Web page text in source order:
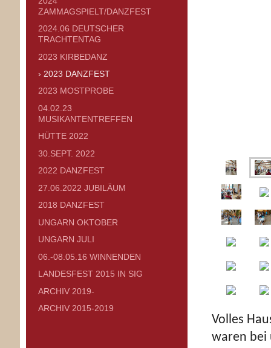
Volles
waren bei
ZAMMAGSPIELT/DANZFEST
2024.06 DEUTSCHER
TRACHTENTAG
2023 KIRBEDANZ
2023 DANZFEST
2023 MOSTPROBE
04.02.23
MUSIKANTENTREFFEN
HÜTTE 2022
30.SEPT. 2022
2022 DANZFEST
27.06.2022 JUBILÄUM
2018 DANZFEST
UNGARN OKTOBER
UNGARN JULI
06.-08.05.16 WINNENDEN
LANDESFEST 2015 IN SIG
ARCHIV 2019-
ARCHIV 2015-2019